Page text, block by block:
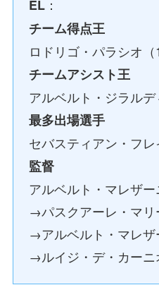
EL ：
チーム得点王
ロドリゴ・パラシオ（
チームアシスト王
アルベルト・ジラルデ
最多出場選手
セバスティアン・フレ
監督
アルベルト・マレザー
→パスクアーレ・マリ
→アルベルト・マレザ
→ルイジ・デ・カーニ